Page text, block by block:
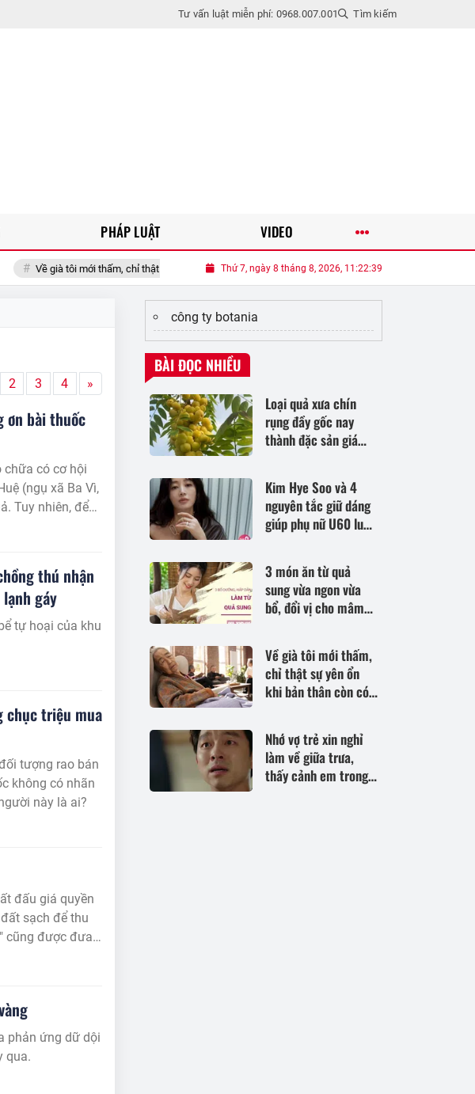
Tư vấn luật miễn phí: 0968.007.001 Tìm kiếm
tôi mới thấm, chỉ thật sự yên ổn khi bản thân còn có khả năng tự lo cho mình
Thứ 7, ngày 8 tháng 8, 2026, 11:22:40
PHÁP LUẬT VIDEO
2 3 4 »
ơn bài thuốc
chữa có cơ hội
(ngụ xã Ba Vì,
Tuy nhiên, để
người dùng
thú nhận
gáy
tự hoại của khu
chục triệu mua
tượng rao bán
không có nhãn
này là ai?
đấu giá quyền
sạch để thu
cũng được đưa
phản ứng dữ dội
qua.
công ty botania
BÀI ĐỌC NHIỀU
Loại quả xưa chín
rụng đầy gốc nay
thành đặc sản giá
một lần thu hoạch
nhiều năm, tốt cho
sức khỏe
Kim Hye Soo và 4
nguyên tắc giữ dáng
giúp phụ nữ U60 luôn
3 món ăn từ quả
sung vừa ngon vừa
bổ, đổi vị cho mâm
Về già tôi mới thấm,
chỉ thật sự yên ổn
khi bản thân còn có
mình
Nhớ vợ trẻ xin nghỉ
làm về giữa trưa,
thấy cảnh em trong